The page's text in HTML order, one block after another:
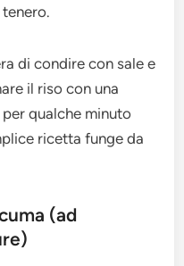
di condire con sale e
il riso con una
qualche minuto
ricetta funge da
(ad